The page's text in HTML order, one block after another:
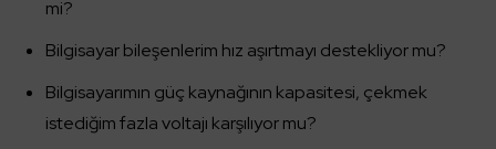
mi?
Bilgisayar bileşenlerim hız aşırtmayı destekliyor mu?
Bilgisayarımın güç kaynağının kapasitesi, çekmek
istediğim fazla voltajı karşılıyor mu?